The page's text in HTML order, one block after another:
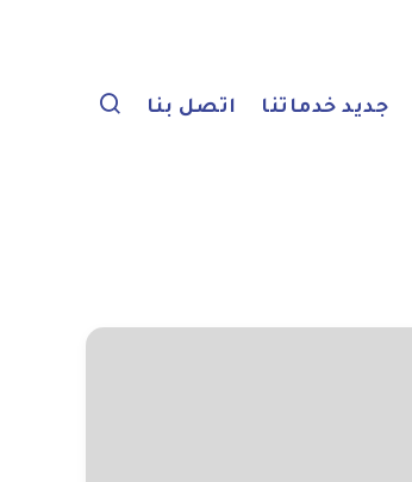
جديد خدماتنا اتصل بنا